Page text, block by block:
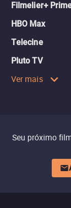
Filmelier+
HBO Max
Telecine
Pluto TV
Ver mais
Seu próximo